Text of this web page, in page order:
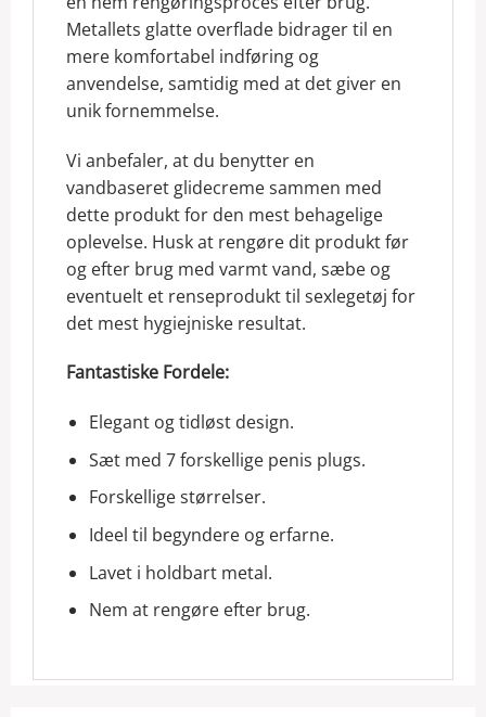
Metallets glatte overflade bidrager til en
mere komfortabel indføring og
anvendelse, samtidig med at det giver en
unik fornemmelse.
Vi anbefaler, at du benytter en
vandbaseret glidecreme sammen med
dette produkt for den mest behagelige
oplevelse. Husk at rengøre dit produkt før
og efter brug med varmt vand, sæbe og
eventuelt et renseprodukt til sexlegetøj for
det mest hygiejniske resultat.
Fantastiske Fordele:
Elegant og tidløst design.
Sæt med 7 forskellige penis plugs.
Forskellige størrelser.
Ideel til begyndere og erfarne.
Lavet i holdbart metal.
Nem at rengøre efter brug.